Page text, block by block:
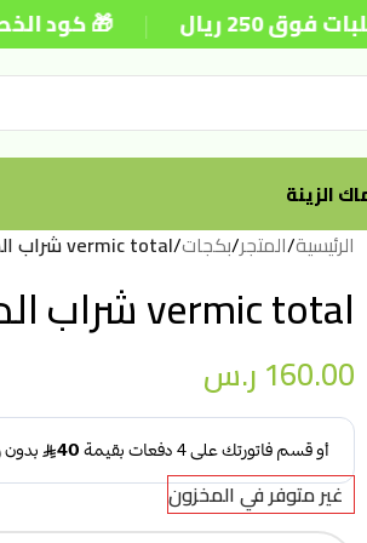
ريال | 🎁 كود الخصم:
الزينة
الرئيسية/المتجر/بكجات/vermic total شراب الديدان للقطط والكلاب 20 ملل
vermic total شراب الديدان للقطط والكلاب 20 ملل
160.00ر.س
غير متوفر في المخزون